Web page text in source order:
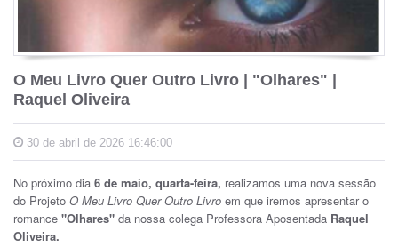
O Meu Livro Quer Outro Livro | "Olhares" |
Raquel Oliveira
30 de abril de 2026 16:46:00
No próximo dia 6 de maio, quarta-feira, realizamos uma nova sessão
do Projeto O Meu Livro Quer Outro Livro em que iremos apresentar o
romance "Olhares" da nossa colega Professora Aposentada Raquel
Oliveira.